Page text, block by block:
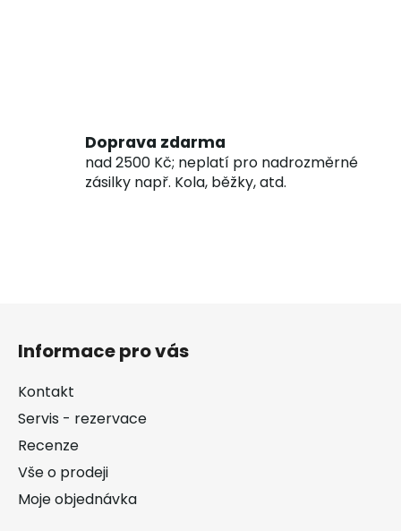
Doprava zdarma
nad 2500 Kč; neplatí pro nadrozměrné
zásilky např. Kola, běžky, atd.
Informace pro vás
Kontakt
Servis - rezervace
Recenze
Vše o prodeji
Moje objednávka